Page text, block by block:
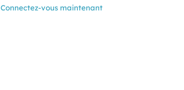
Connectez-vous maintenant